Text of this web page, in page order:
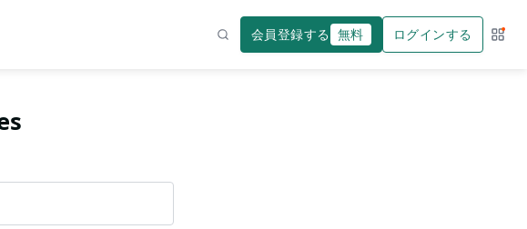
会員登録する 無料 ログインする サー